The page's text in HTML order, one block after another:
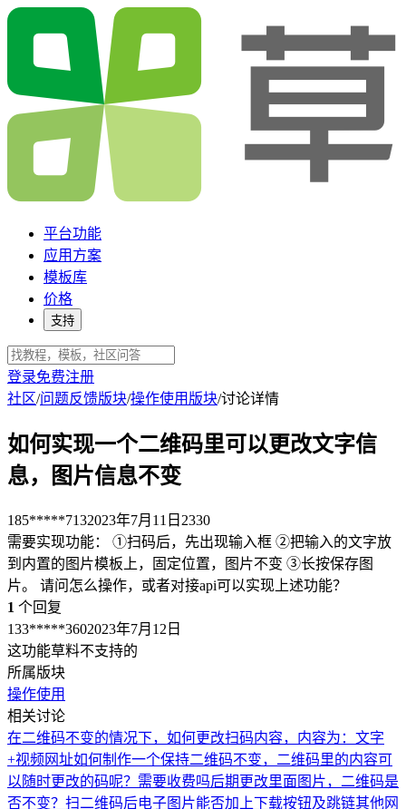
平台功能
应用方案
模板库
价格
支持
登录免费注册
社区/问题反馈版块/操作使用版块/讨论详情
如何实现一个二维码里可以更改文字信
息，图片信息不变
185*****7132023年7月11日 2330
需要实现功能： ①扫码后，先出现输入框 ②把输入的文字放
到内置的图片模板上，固定位置，图片不变 ③长按保存图
片。 请问怎么操作，或者对接api可以实现上述功能？
1 个回复
133*****3602023年7月12日
这功能草料不支持的
所属版块
操作使用
相关讨论
在二维码不变的情况下，如何更改扫码内容，内容为：文字
+视频网址如何制作一个保持二维码不变，二维码里的内容可
以随时更改的码呢？需要收费吗后期更改里面图片，二维码是
否不变？扫二维码后电子图片能否加上下载按钮及跳链其他网